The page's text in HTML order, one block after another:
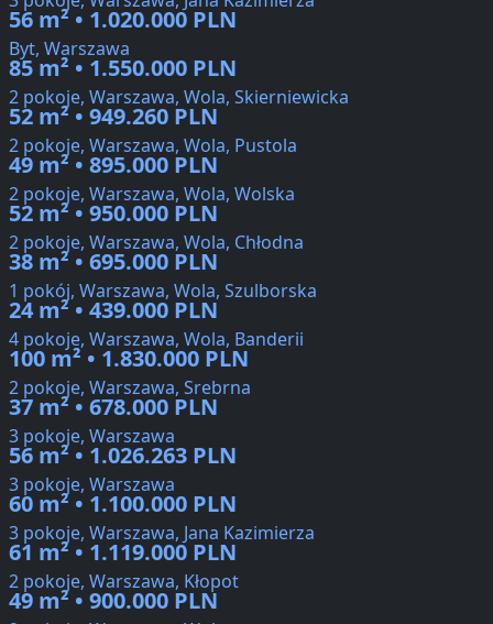
56 m² • 1.020.000 PLN
Byt, Warszawa
85 m² • 1.550.000 PLN
2 pokoje, Warszawa, Wola, Skierniewicka
52 m² • 949.260 PLN
2 pokoje, Warszawa, Wola, Pustola
49 m² • 895.000 PLN
2 pokoje, Warszawa, Wola, Wolska
52 m² • 950.000 PLN
2 pokoje, Warszawa, Wola, Chłodna
38 m² • 695.000 PLN
1 pokój, Warszawa, Wola, Szulborska
24 m² • 439.000 PLN
4 pokoje, Warszawa, Wola, Banderii
100 m² • 1.830.000 PLN
2 pokoje, Warszawa, Srebrna
37 m² • 678.000 PLN
3 pokoje, Warszawa
56 m² • 1.026.263 PLN
3 pokoje, Warszawa
60 m² • 1.100.000 PLN
3 pokoje, Warszawa, Jana Kazimierza
61 m² • 1.119.000 PLN
2 pokoje, Warszawa, Kłopot
49 m² • 900.000 PLN